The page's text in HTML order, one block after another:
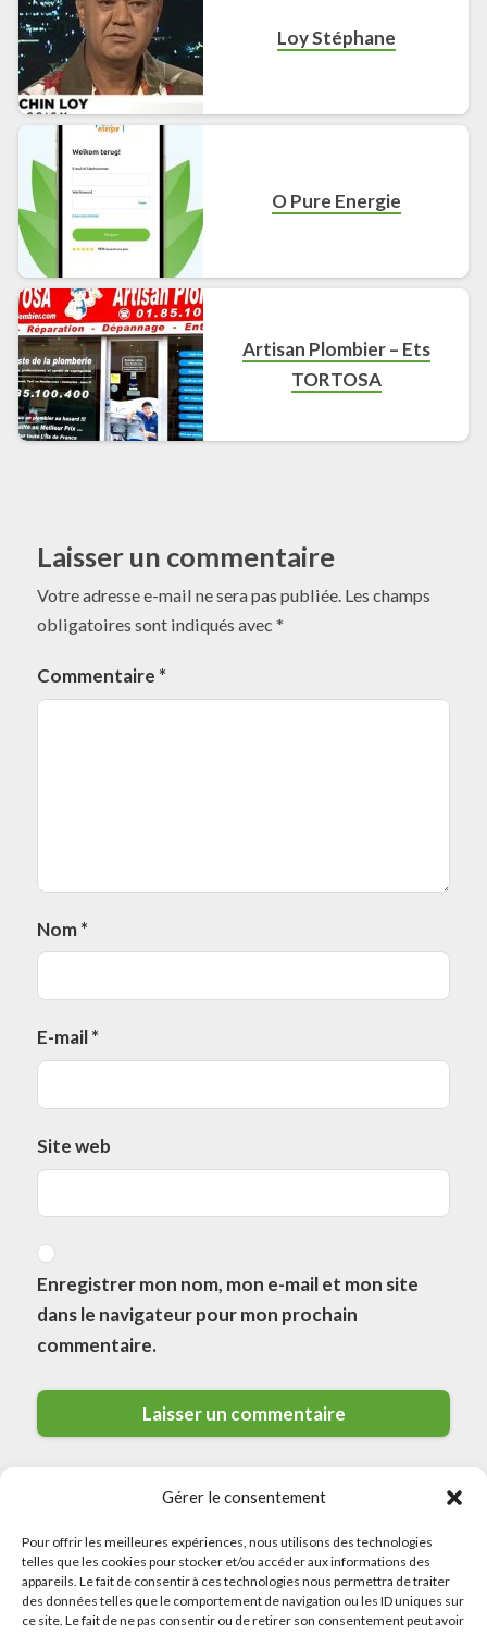
Gérer le consentement
Pour offrir les meilleures expériences, nous utilisons des technologies
telles que les cookies pour stocker et/ou accéder aux informations des
appareils. Le fait de consentir à ces technologies nous permettra de traiter
des données telles que le comportement de navigation ou les ID uniques sur
ce site. Le fait de ne pas consentir ou de retirer son consentement peut avoir
Loy Stéphane
O Pure Energie
Artisan Plombier – Ets
TORTOSA
Laisser un commentaire
Votre adresse e-mail ne sera pas publiée. Les champs
obligatoires sont indiqués avec *
Commentaire *
Nom*
E-mail*
Site web
Enregistrer mon nom, mon e-mail et mon site
dans le navigateur pour mon prochain
commentaire.
© 2026 Meilleurs Plombiers · All rights reserved